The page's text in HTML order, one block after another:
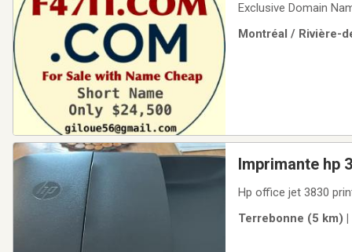
Exclusive Domain
Montréal / Rivière-
Imprimante hp
Terrebonne (5 km)